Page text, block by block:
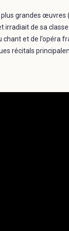
grandes
de sa
et de l’opéra
récitals